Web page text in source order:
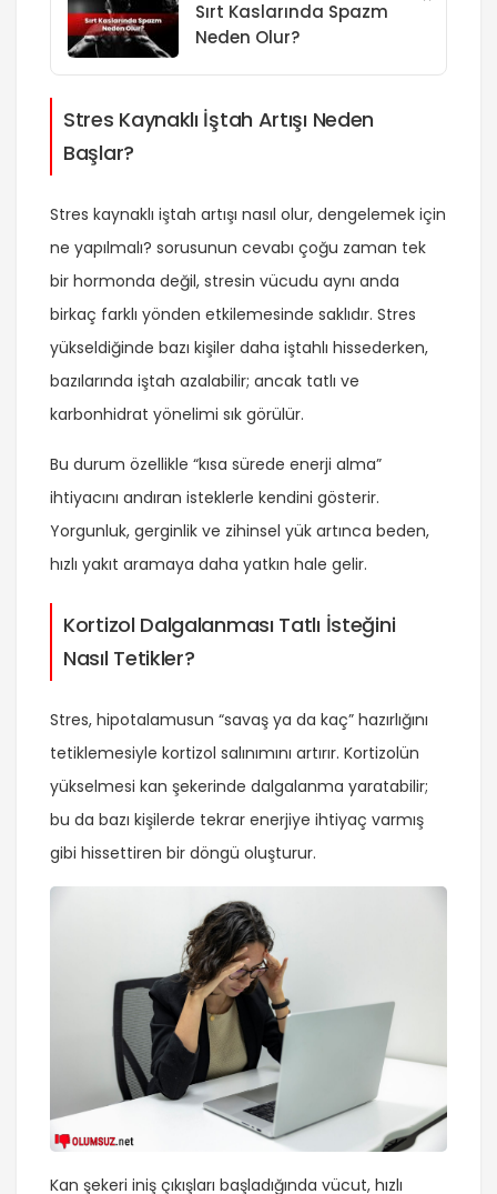
Sırt Kaslarında Spazm
Neden Olur?
Stres Kaynaklı İştah Artışı Neden
Başlar?
Stres kaynaklı iştah artışı nasıl olur, dengelemek için
ne yapılmalı? sorusunun cevabı çoğu zaman tek
bir hormonda değil, stresin vücudu aynı anda
birkaç farklı yönden etkilemesinde saklıdır. Stres
yükseldiğinde bazı kişiler daha iştahlı hissederken,
bazılarında iştah azalabilir; ancak tatlı ve
karbonhidrat yönelimi sık görülür.
Bu durum özellikle “kısa sürede enerji alma”
ihtiyacını andıran isteklerle kendini gösterir.
Yorgunluk, gerginlik ve zihinsel yük artınca beden,
hızlı yakıt aramaya daha yatkın hale gelir.
Kortizol Dalgalanması Tatlı İsteğini
Nasıl Tetikler?
Stres, hipotalamusun “savaş ya da kaç” hazırlığını
tetiklemesiyle kortizol salınımını artırır. Kortizolün
yükselmesi kan şekerinde dalgalanma yaratabilir;
bu da bazı kişilerde tekrar enerjiye ihtiyaç varmış
gibi hissettiren bir döngü oluşturur.
Kan şekeri iniş çıkışları başladığında vücut, hızlı